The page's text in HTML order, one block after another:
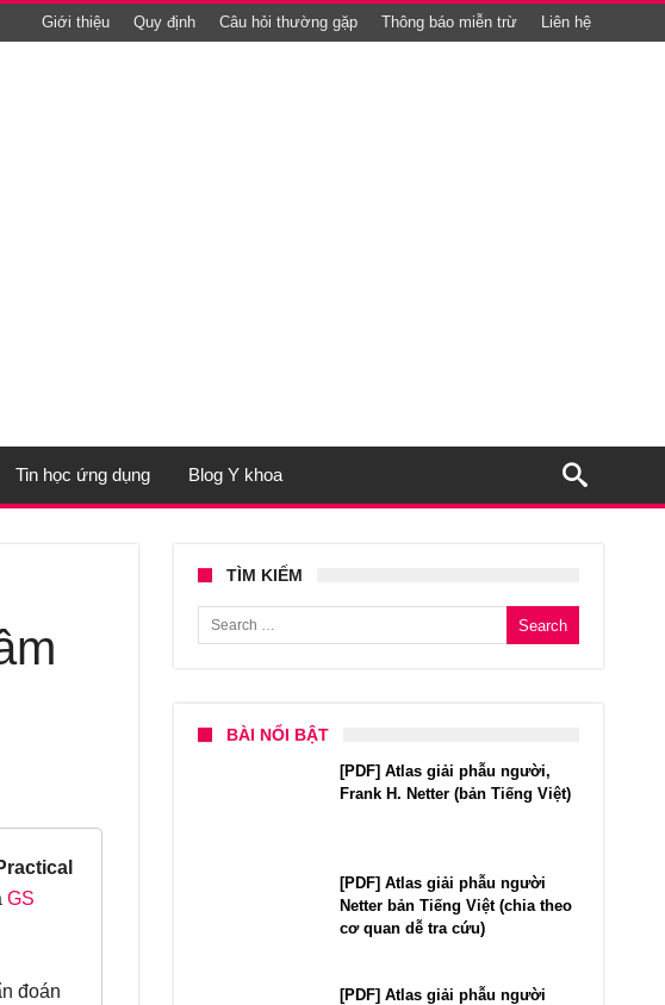
Giới thiệu Quy định Câu hỏi thường gặp Thông báo miễn trừ Liên hệ
Tin học ứng dụng Blog Y khoa
GS
đoán
TÌM KIẾM
Search for:
BÀI NỔI BẬT
[PDF] Atlas giải phẫu người,
Frank H. Netter (bản Tiếng Việt)
[PDF] Atlas giải phẫu người
Netter bản Tiếng Việt (chia theo
cơ quan dễ tra cứu)
[PDF] Atlas giải phẫu người